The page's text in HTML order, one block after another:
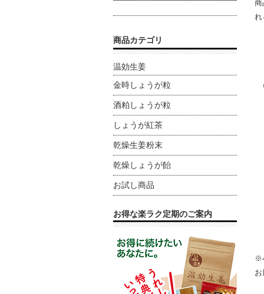
商
れ
※
商品カテゴリ
温効生姜
金時しょうが粒
酒粕しょうが粒
しょうが紅茶
乾燥生姜粉末
乾燥しょうが飴
お試し商品
お得な楽ラク定期のご案内